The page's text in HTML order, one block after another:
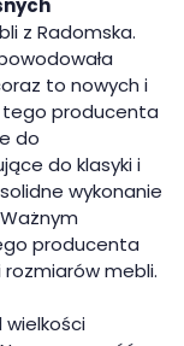
z Radomska.
to nowych i
tego producenta
do
do klasyki i
wykonanie
producenta
mebli.